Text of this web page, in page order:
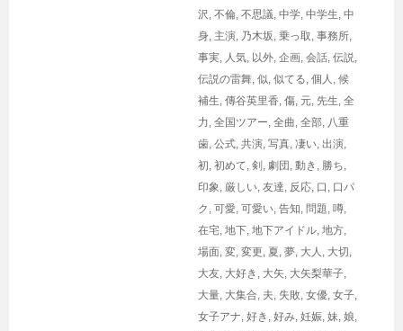
沢, 不倫, 不思議, 中学, 中学生, 中
身, 主演, 乃木坂, 乗っ取, 事務所,
事実, 人気, 以外, 企画, 会話, 伝説,
伝説の雷舞, 似, 似てる, 個人 , 候
補生, 傳谷英里香, 傷, 元, 先生, 全
力, 全国ツアー, 全曲, 全部, 八重
歯, 公式, 共演, 写真, 凄い, 出演,
初, 初めて, 剣 , 劇団 , 動き , 勝ち,
印象, 厳しい, 友達, 反応, 口 , 口パ
ク , 可愛, 可愛い, 告知, 問題, 噂,
在宅, 地下, 地下アイドル, 地方,
場面, 変, 変更, 夏, 夢, 大人 , 大切,
大友, 大好き , 大矢, 大矢梨華子,
大量, 大集合, 夫, 失敗, 女優, 女子,
女子アナ, 好き , 好み, 妊娠, 妹, 娘,